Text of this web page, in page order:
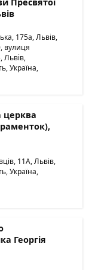
175а, Львів,
вулиця
Львів,
Україна,
церква
11А, Львів,
Україна,
Георгія